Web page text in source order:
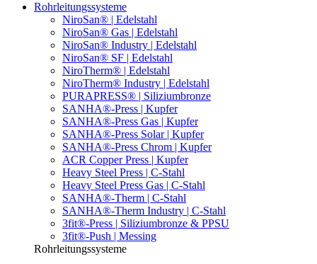
Rohrleitungssysteme
NiroSan® | Edelstahl
NiroSan® Gas | Edelstahl
NiroSan® Industry | Edelstahl
NiroSan® SF | Edelstahl
NiroTherm® | Edelstahl
NiroTherm® Industry | Edelstahl
PURAPRESS® | Siliziumbronze
SANHA®-Press | Kupfer
SANHA®-Press Gas | Kupfer
SANHA®-Press Solar | Kupfer
SANHA®-Press Chrom | Kupfer
ACR Copper Press | Kupfer
Heavy Steel Press | C-Stahl
Heavy Steel Press Gas | C-Stahl
SANHA®-Therm | C-Stahl
SANHA®-Therm Industry | C-Stahl
3fit®-Press | Siliziumbronze & PPSU
3fit®-Push | Messing
Rohrleitungssysteme